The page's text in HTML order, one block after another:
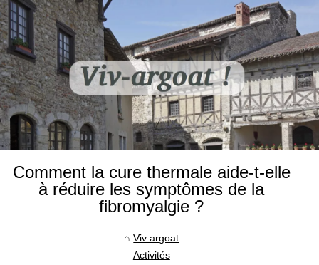
Comment la cure thermale aide-t-elle
à réduire les symptômes de la
fibromyalgie ?
Viv argoat
Activités